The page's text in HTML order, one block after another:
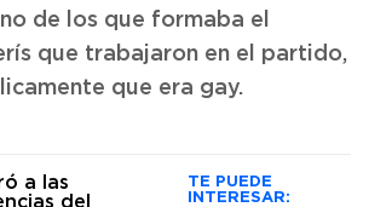
de los que formaba el
que trabajaron en el partido,
que era gay.
TE PUEDE
INTERESAR: